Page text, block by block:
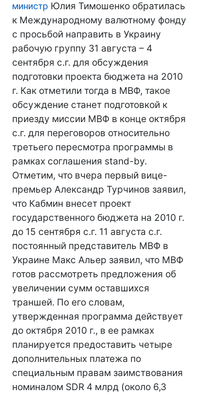
министр Юлия Тимошенко обратилась
к Международному валютному фонду
с просьбой направить в Украину
рабочую группу 31 августа – 4
сентября с.г. для обсуждения
подготовки проекта бюджета на 2010
г. Как отметили тогда в МВФ, такое
обсуждение станет подготовкой к
приезду миссии МВФ в конце октября
с.г. для переговоров относительно
третьего пересмотра программы в
рамках соглашения stand-by.
Отметим, что вчера первый вице-
премьер Александр Турчинов заявил,
что Кабмин внесет проект
государственного бюджета на 2010 г.
до 15 сентября с.г. 11 августа с.г.
постоянный представитель МВФ в
Украине Макс Альер заявил, что МВФ
готов рассмотреть предложения об
увеличении сумм оставшихся
траншей. По его словам,
утвержденная программа действует
до октября 2010 г., в ее рамках
планируется предоставить четыре
дополнительных платежа по
специальным правам заимствования
номиналом SDR 4 млрд (около 6,3